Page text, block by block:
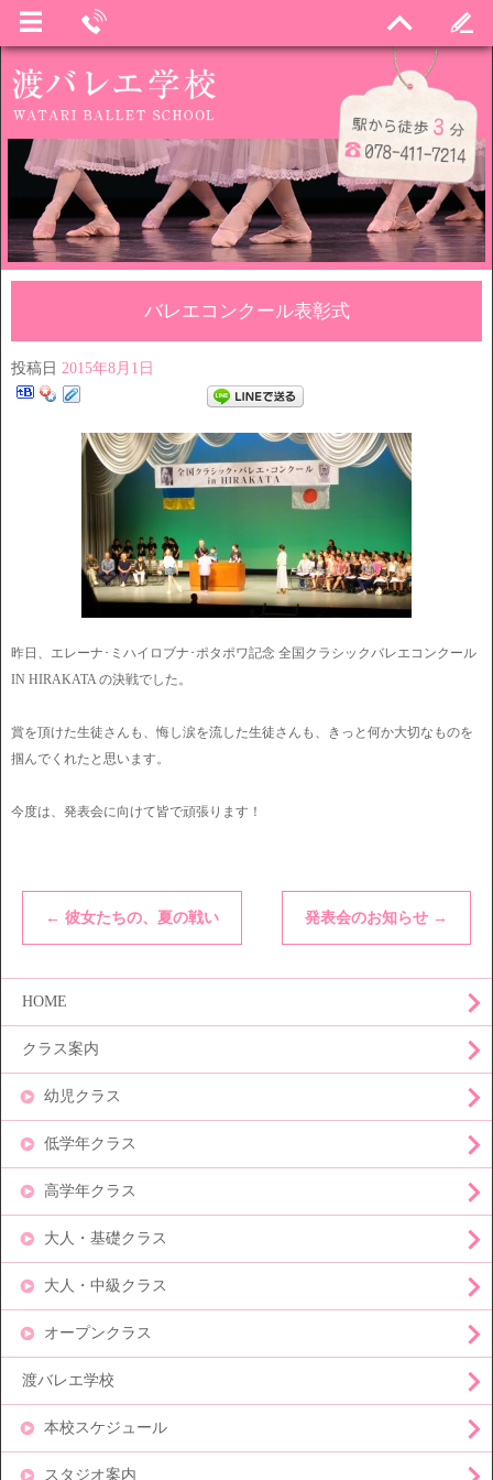
バレエコンクール表彰式
投稿日 2015年8月1日
昨日、エレーナ･ミハイロブナ･ポタポワ記念 全国クラシックバレエコンクール
IN HIRAKATA の決戦でした。
賞を頂けた生徒さんも、悔し涙を流した生徒さんも、きっと何か大切なものを
掴んでくれたと思います。
今度は、発表会に向けて皆で頑張ります！
← 彼女たちの、夏の戦い 発表会のお知らせ →
HOME
クラス案内
幼児クラス
低学年クラス
高学年クラス
大人・基礎クラス
大人・中級クラス
オープンクラス
渡バレエ学校
本校スケジュール
スタジオ案内